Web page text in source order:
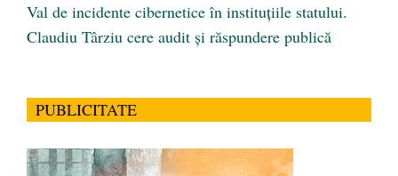
Val de incidente cibernetice în instituțiile statului.
Claudiu Târziu cere audit și răspundere publică
PUBLICITATE